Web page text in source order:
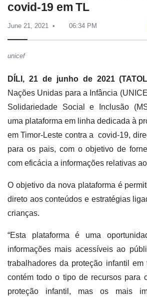
covid-19 em TL
June 21, 2021 06:34 PM
unicef
DÍLI, 21 de junho de 2021
Nações Unidas para a Infância
Solidariedade Social e Inclusão
uma plataforma em linha dedicada à
em Timor-Leste contra a covid-19,
para os pais, com o objetivo de
com eficácia a informações relativas
O objetivo da nova plataforma é
direto aos conteúdos e estratégias
crianças.
“Esta plataforma é uma
informações mais acessíveis ao
trabalhadores da proteção infantil
contém todo o tipo de recursos para
proteção infantil, mas os mais